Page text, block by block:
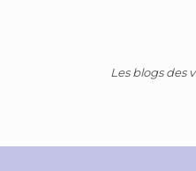
Les blogs des